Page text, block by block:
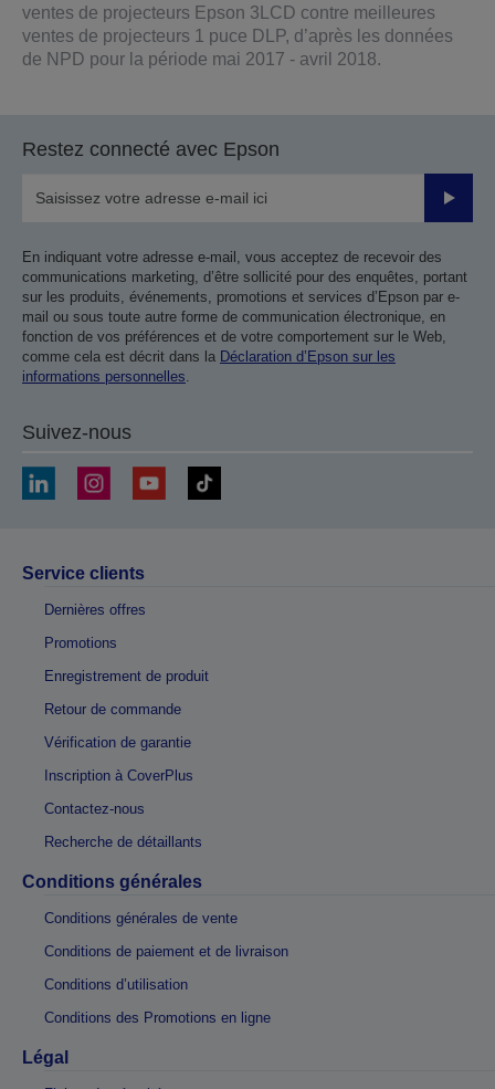
ventes de projecteurs Epson 3LCD contre meilleures
ventes de projecteurs 1 puce DLP, d’après les données
de NPD pour la période mai 2017 - avril 2018.
Restez connecté avec Epson
Valider
En indiquant votre adresse e-mail, vous acceptez de recevoir des
communications marketing, d’être sollicité pour des enquêtes, portant
sur les produits, événements, promotions et services d’Epson par e-
mail ou sous toute autre forme de communication électronique, en
fonction de vos préférences et de votre comportement sur le Web,
comme cela est décrit dans la Déclaration d’Epson sur les
informations personnelles
Suivez-nous
Service clients
Dernières offres
Promotions
Enregistrement de produit
Retour de commande
Vérification de garantie
Inscription à CoverPlus
Contactez-nous
Recherche de détaillants
Conditions générales
Conditions générales de vente
Conditions de paiement et de livraison
Conditions d’utilisation
Conditions des Promotions en ligne
Légal